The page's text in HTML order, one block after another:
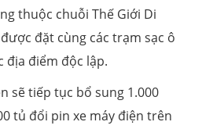
thuộc chuỗi Thế Giới Di
đặt cùng các trạm sạc ô
địa điểm độc lập.
sẽ tiếp tục bổ sung 1.000
tủ đổi pin xe máy điện trên